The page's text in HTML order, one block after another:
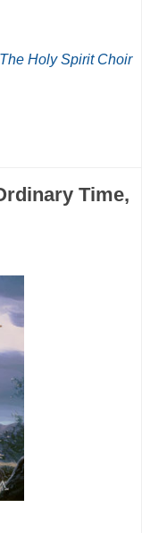
The Holy Spirit Choir
Time,